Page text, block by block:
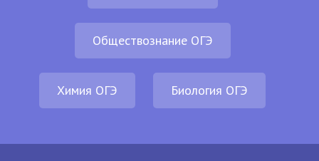
Обществознание ОГЭ
Химия ОГЭ Биология ОГЭ